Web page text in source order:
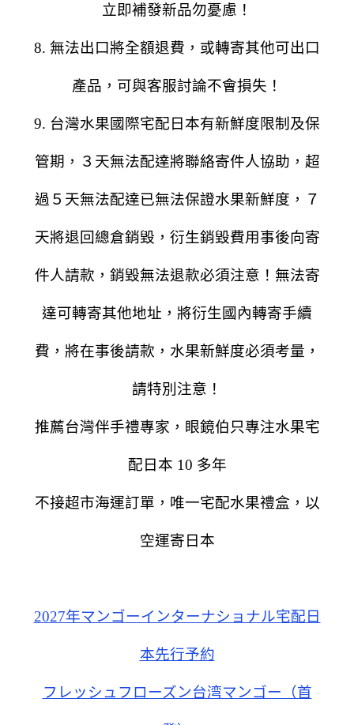
立即補發新品勿憂慮！
8. 無法出口將全額退費，或轉寄其他可出口
產品，可與客服討論不會損失！
9. 台灣水果國際宅配日本有新鮮度限制及保
管期，３天無法配達將聯絡寄件人協助，超
過５天無法配達已無法保證水果新鮮度，７
天將退回總倉銷毀，衍生銷毀費用事後向寄
件人請款，銷毀無法退款必須注意！無法寄
達可轉寄其他地址，將衍生國內轉寄手續
費，將在事後請款，水果新鮮度必須考量，
請特別注意！
推薦台灣伴手禮專家，眼鏡伯只專注水果宅
配日本 10 多年
不接超市海運訂單，唯一宅配水果禮盒，以
空運寄日本
2027年マンゴーインターナショナル宅配日
本先行予約
フレッシュフローズン台湾マンゴー（首